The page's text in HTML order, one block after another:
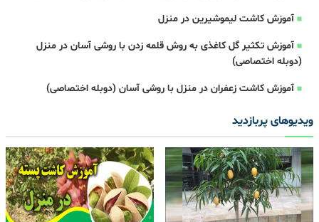
آموزش کاشت لیموشیرین در منزل
آموزش تکثیر گل کاغذی به روش قلمه زدن با روشی آسان در منزل
(دوبله اختصاصی)
آموزش کاشت زعفران در منزل با روشی آسان (دوبله اختصاصی)
ویدیوهای پربازدید